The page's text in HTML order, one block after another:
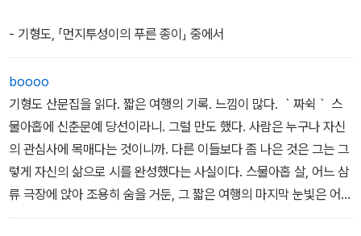
사적인 서간 등은 논의 끝에 제외했다.
인으로 목적을 갖고 씌어졌다는 이유로, 메모는 자료로서의 가치가
희박하다는 이유로, 그리고 서간은 편지를 소유하고 있는 사람의 의
견을 존중하는 뜻에서 이번 전집에서 제외할 수밖에 없었다. 훗날 다
른 연구자들의 작업에 의해 이러한 자료들까지 면밀하고 광범위하게
수집되어 보다 완벽한 전집이 나올 수 있기를 기대한다.
몇 개의 도회지를 방랑하며 청춘을 탕진한 작가는 엎질러진 것이 가
난뿐인 거리에서 일자리를 찾는 중이다
그는 분명 그 누구보다 인생의 고통을 잘 이해하게 되겠지만 종잇장
만 바스락거릴 뿐, 틀림없이 나에게 관심이 없다
그럴 때마다 내 손가락들은 까닭 없이 성급해지는 것이다
- 기형도, 「먼지투성이의 푸른 종이」 중에서
boooo
기형도 산문집을 읽다. 짧은 여행의 기록. 느낌이 많다. ｀짜쉭｀ 스
물아홉에 신춘문예 당선이라니. 그럴 만도 했다. 사람은 누구나 자신
의 관심사에 목매다는 것이니까. 다른 이들보다 좀 나은 것은 그는 그
렇게 자신의 삶으로 시를 완성했다는 사실이다. 스물아홉 살, 어느 삼
류 극장에 앉아 조용히 숨을 거둔, 그 짧은 여행의 마지막 눈빛은 어떠
했을까.